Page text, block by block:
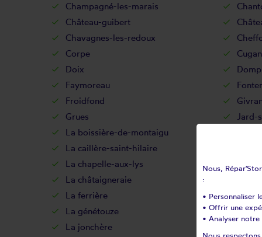
Champagné-les-marais
Château-guibert
Chavagnes-les-redoux
Corpe
Doix
Faymoreau
Froidfond
Grues
Jard-
La boissière-de-montaigu
La caillère-saint-hilaire
La
La chapelle-aux-lys
La
La châtaigneraie
La ferrière
La
La génétouze
La
La jonchère
Nous,
:
• Personnaliser
• Offrir une
• Analyser notre